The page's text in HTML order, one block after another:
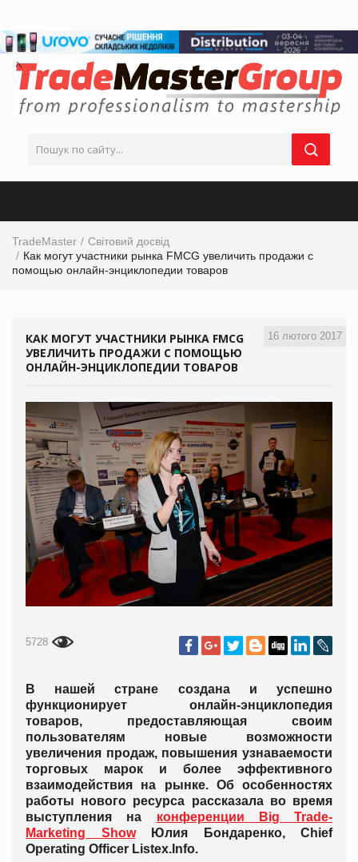
TradeMaster
Світовий досвід
Как могут участники рынка FMCG увеличить продажи с
помощью онлайн-энциклопедии товаров
16 лютого 2017
КАК МОГУТ УЧАСТНИКИ РЫНКА FMCG
УВЕЛИЧИТЬ ПРОДАЖИ С ПОМОЩЬЮ
ОНЛАЙН-ЭНЦИКЛОПЕДИИ ТОВАРОВ
5728
В нашей стране создана и успешно
функционирует онлайн-энциклопедия
товаров, предоставляющая своим
пользователям новые возможности
увеличения продаж, повышения узнаваемости
торговых марок и более эффективного
взаимодействия на рынке. Об особенностях
работы нового ресурса рассказала во время
выступления на конференции Big Trade-
Marketing ShowЮлия Бондаренко, Chief
Operating Officer Listex.Info.